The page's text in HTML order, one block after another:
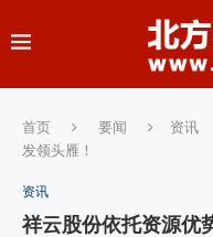
首页 要闻 资讯
发领头雁！
资讯
祥云股份依托资源优